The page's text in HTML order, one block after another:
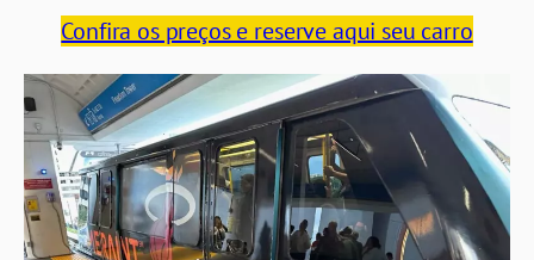
Confira os preços e reserve aqui seu carro